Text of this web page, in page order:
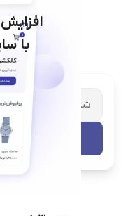
با
شریک